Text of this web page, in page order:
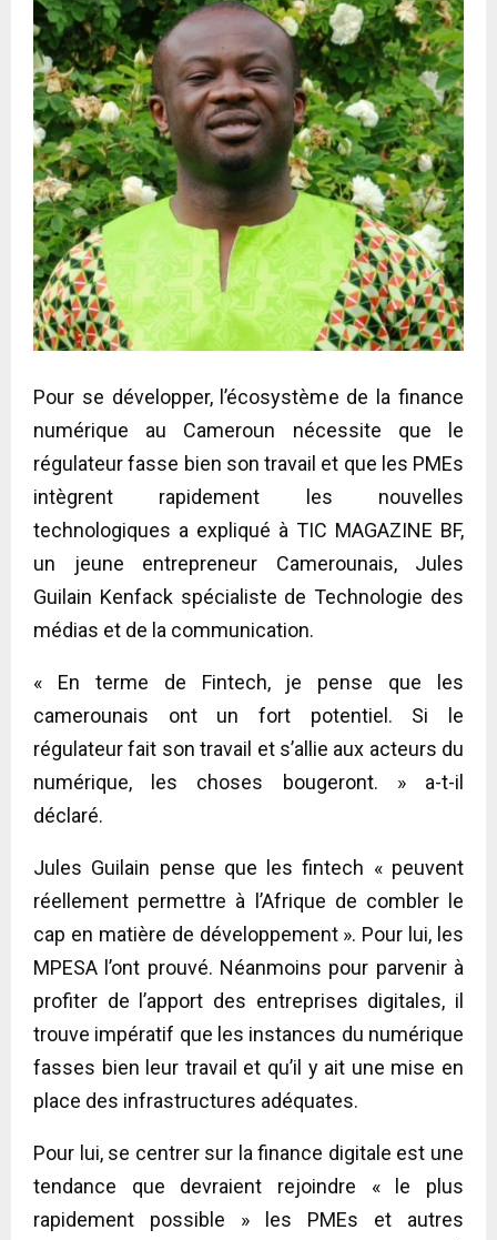
Pour se développer, l’écosystème de la finance
numérique au Cameroun nécessite que le
régulateur fasse bien son travail et que les PMEs
intègrent rapidement les nouvelles
technologiques a expliqué à TIC MAGAZINE BF,
un jeune entrepreneur Camerounais, Jules
Guilain Kenfack spécialiste de Technologie des
médias et de la communication.
« En terme de Fintech, je pense que les
camerounais ont un fort potentiel. Si le
régulateur fait son travail et s’allie aux acteurs du
numérique, les choses bougeront. » a-t-il
déclaré.
Jules Guilain pense que les fintech « peuvent
réellement permettre à l’Afrique de combler le
cap en matière de développement ». Pour lui, les
MPESA l’ont prouvé. Néanmoins pour parvenir à
profiter de l’apport des entreprises digitales, il
trouve impératif que les instances du numérique
fasses bien leur travail et qu’il y ait une mise en
place des infrastructures adéquates.
Pour lui, se centrer sur la finance digitale est une
tendance que devraient rejoindre « le plus
rapidement possible » les PMEs et autres